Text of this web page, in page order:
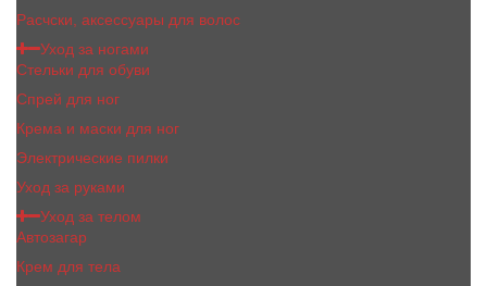
Расчски, аксессуары для волос
Уход за ногами
Стельки для обуви
Спрей для ног
Крема и маски для ног
Электрические пилки
Уход за руками
Уход за телом
Автозагар
Крем для тела